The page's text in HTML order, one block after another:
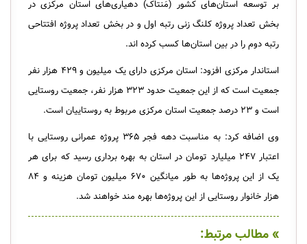
بر توسعه استان‌های کشور (مَنتاک) دهیاری‌های استان مرکزی در
بخش تعداد پروژه کلنگ زنی رتبه اول و در بخش تعداد پروژه افتتاحی
رتبه دوم را در بین استان‌ها کسب کرده اند.
استاندار مرکزی افزود: استان مرکزی دارای یک میلیون و ۴۲۹ هزار نفر
جمعیت است که از این جمعیت حدود ۳۲۳ هزار نفر، جمعیت روستایی
است و ۲۳ درصد جمعیت استان مرکزی مربوط به روستاییان است.
وی اضافه کرد: به مناسبت دهه فجر ۳۶۵ پروژه عمرانی روستایی با
اعتبار ۲۴۷ میلیارد تومان در استان به بهره برداری رسید که برای هر
یک از این پروژه‌ها به طور میانگین ۶۷۰ میلیون تومان هزینه و ۸۴
هزار خانوار روستایی از این پروژه‌ها بهره مند خواهند شد.
» مطالب مرتبط: